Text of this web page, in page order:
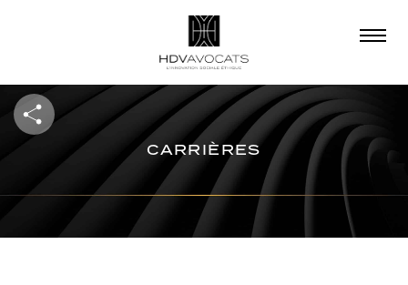
×
QUE RECHERCHEZ-
VOUS ?
CARRIÈRES